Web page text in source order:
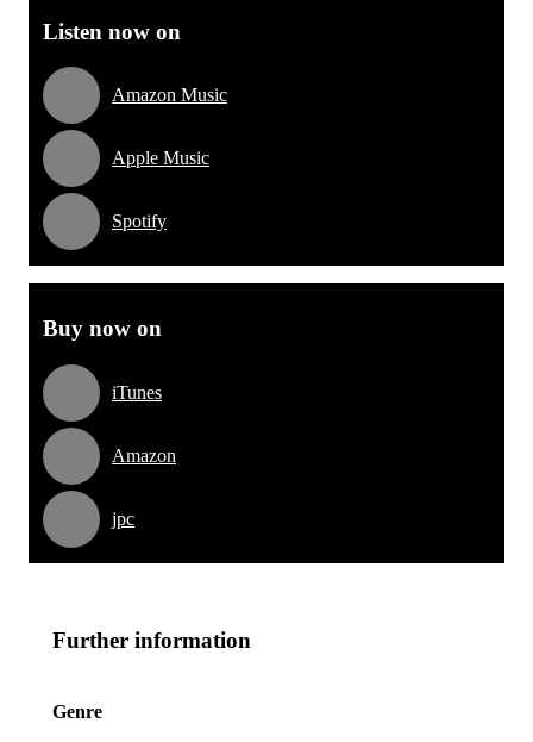
Listen now on
Amazon Music
Apple Music
Spotify
Buy now on
iTunes
Amazon
jpc
Further information
Genre